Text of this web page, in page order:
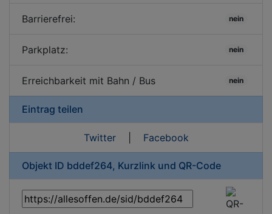
Barrierefrei: nein
Parkplatz: nein
Erreichbarkeit mit Bahn / Bus nein
Eintrag teilen
Twitter| Facebook
Objekt ID bddef264, Kurzlink und QR-Code